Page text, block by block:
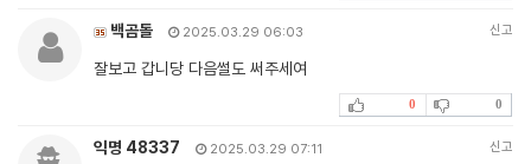
백곰돌 2025.03.29 06:03 신고
잘보고 갑니당 다음썰도 써주세여
0 0
익명 48337 2025.03.29 07:11 신고